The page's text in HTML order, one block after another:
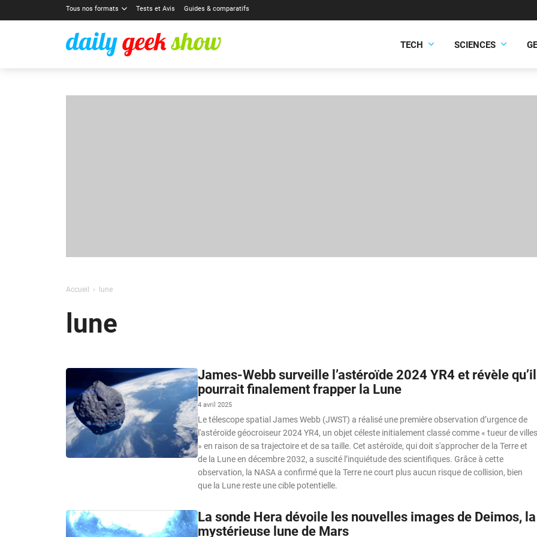
Tous nos formats Tests et Avis Guides & comparatifs
TECH SCIENCES
Accueil lune
lune
James-Webb surveille l’astéroïde 2024 YR4 et révèle qu’il
pourrait finalement frapper la Lune
4 avril 2025
Le télescope spatial James Webb (JWST) a réalisé une première observation d’urgence de
l'astéroïde géocroiseur 2024 YR4, un objet céleste initialement classé comme « tueur de villes
» en raison de sa trajectoire et de sa taille. Cet astéroïde, qui doit s'approcher de la Terre et
de la Lune en décembre 2032, a suscité l’inquiétude des scientifiques. Grâce à cette
observation, la NASA a confirmé que la Terre ne court plus aucun risque de collision, bien
que la Lune reste une cible potentielle.
La sonde Hera dévoile les nouvelles images de Deimos, la
mystérieuse lune de Mars